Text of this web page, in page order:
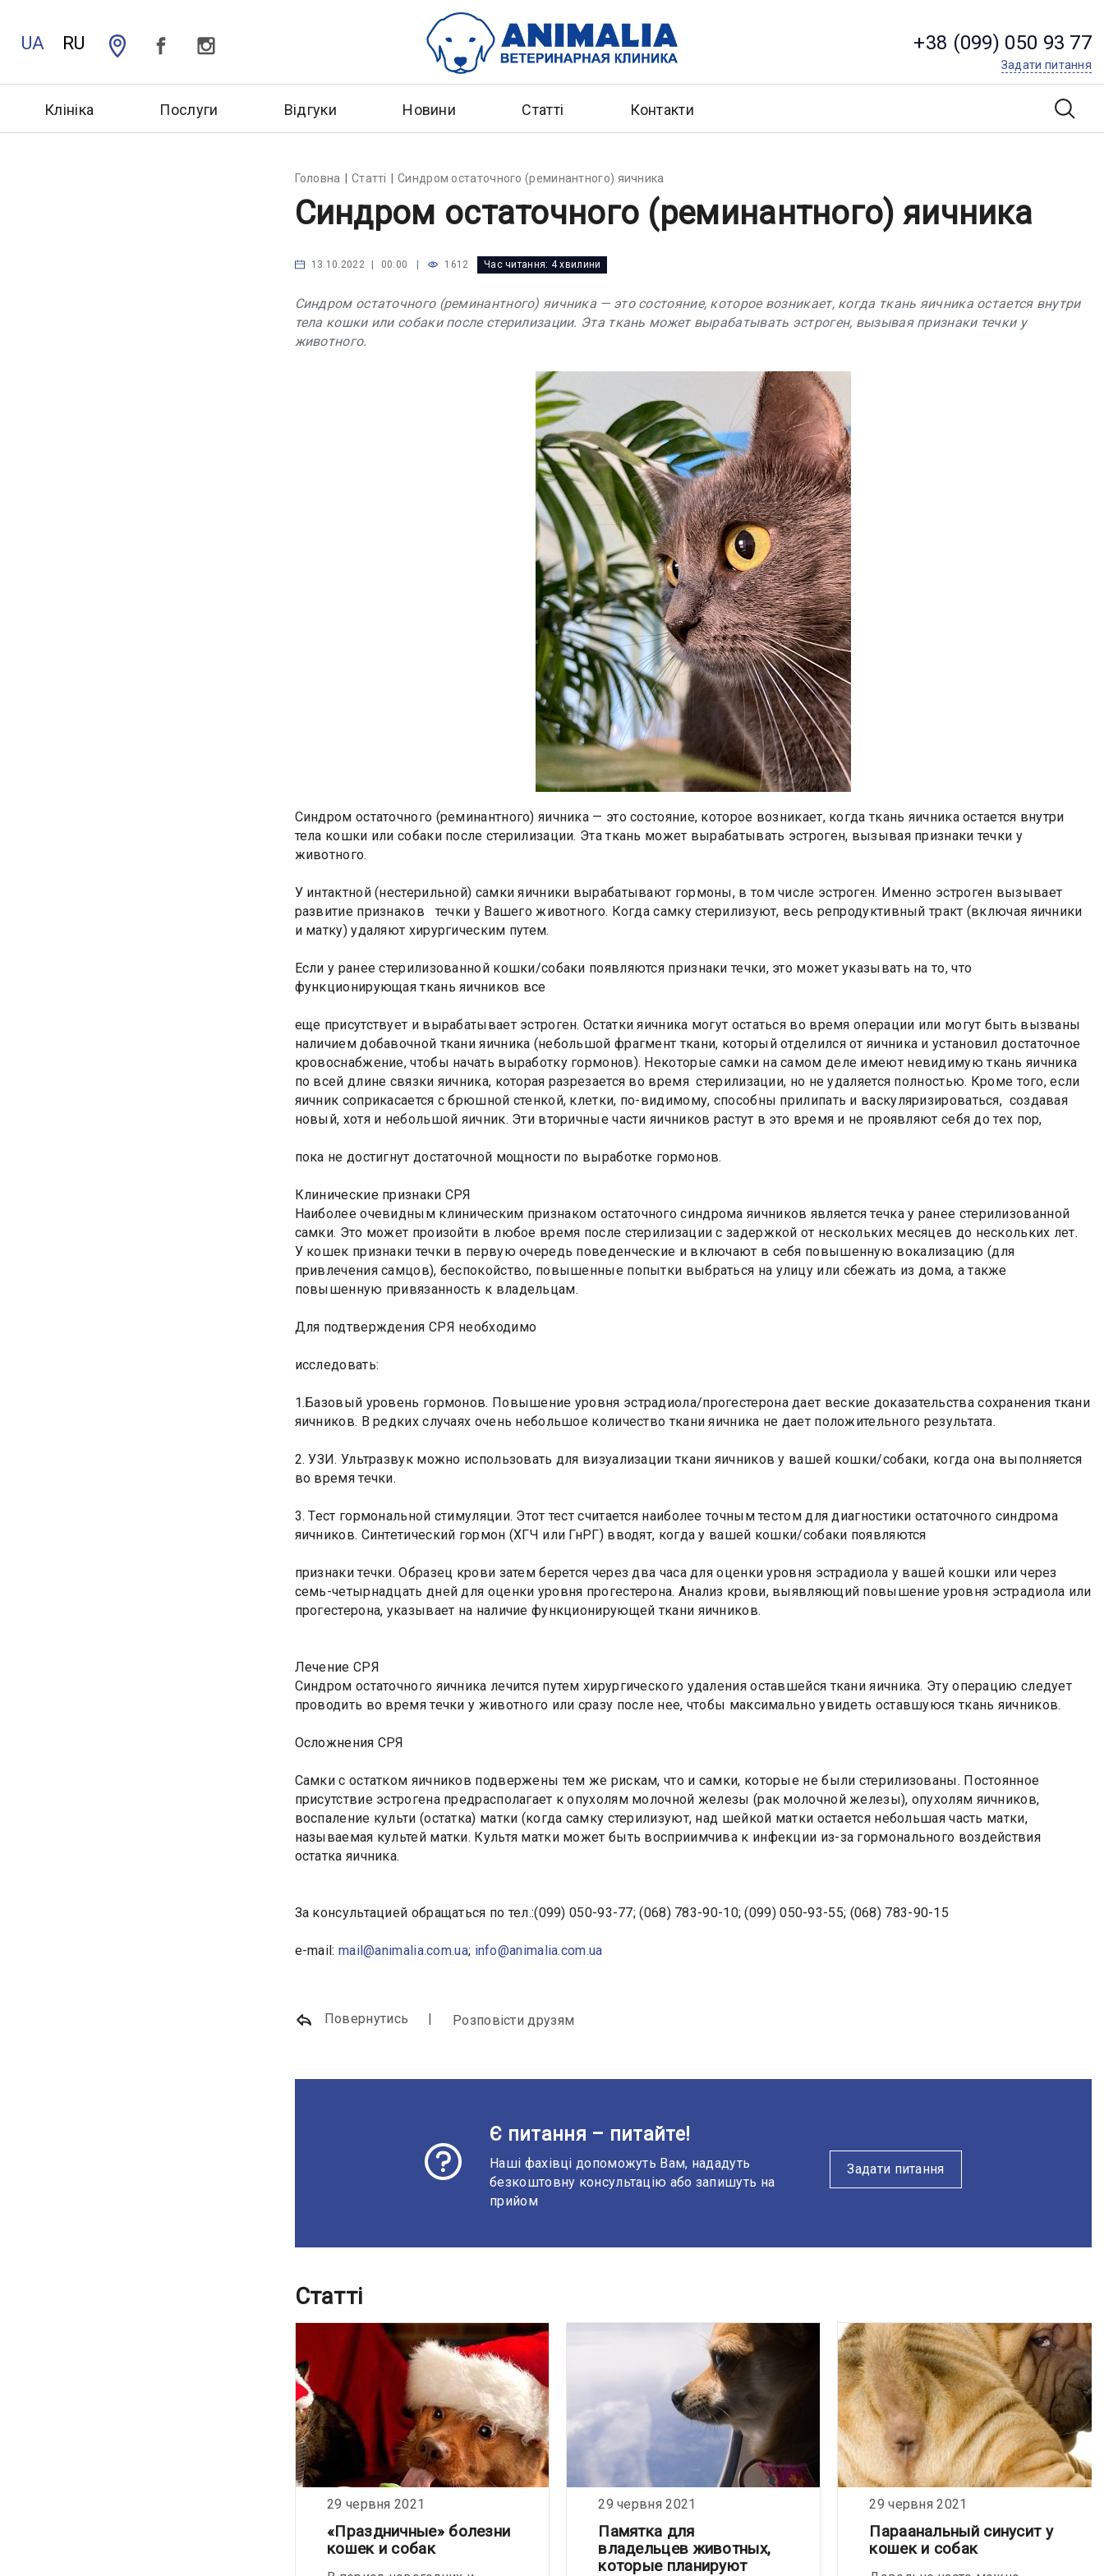
UA RU +38 (099) 050 93 77
Задати питання
Клініка Послуги Відгуки Новини Статті Контакти
Головна Статті Синдром остаточного (реминантного) яичника
Синдром остаточного (реминантного) яичника
13.10.2022 | 00:00 1612 Час читання: 4 хвилини
Синдром остаточного (реминантного) яичника — это состояние, которое возникает, когда ткань яичника остается внутри
тела кошки или собаки после стерилизации. Эта ткань может вырабатывать эстроген, вызывая признаки течки у
животного.
Синдром остаточного (реминантного) яичника — это состояние, которое возникает, когда ткань яичника остается внутри
тела кошки или собаки после стерилизации. Эта ткань может вырабатывать эстроген, вызывая признаки течки у
животного.
У интактной (нестерильной) самки яичники вырабатывают гормоны, в том числе эстроген. Именно эстроген вызывает
развитие признаков течки у Вашего животного. Когда самку стерилизуют, весь репродуктивный тракт (включая яичники
и матку) удаляют хирургическим путем.
Если у ранее стерилизованной кошки/собаки появляются признаки течки, это может указывать на то, что
функционирующая ткань яичников все
еще присутствует и вырабатывает эстроген. Остатки яичника могут остаться во время операции или могут быть вызваны
наличием добавочной ткани яичника (небольшой фрагмент ткани, который отделился от яичника и установил достаточное
кровоснабжение, чтобы начать выработку гормонов). Некоторые самки на самом деле имеют невидимую ткань яичника
по всей длине связки яичника, которая разрезается во время стерилизации, но не удаляется полностью. Кроме того, если
яичник соприкасается с брюшной стенкой, клетки, по-видимому, способны прилипать и васкуляризироваться, создавая
новый, хотя и небольшой яичник. Эти вторичные части яичников растут в это время и не проявляют себя до тех пор,
пока не достигнут достаточной мощности по выработке гормонов.
Клинические признаки СРЯ
Наиболее очевидным клиническим признаком остаточного синдрома яичников является течка у ранее стерилизованной
самки. Это может произойти в любое время после стерилизации с задержкой от нескольких месяцев до нескольких лет.
У кошек признаки течки в первую очередь поведенческие и включают в себя повышенную вокализацию (для
привлечения самцов), беспокойство, повышенные попытки выбраться на улицу или сбежать из дома, а также
повышенную привязанность к владельцам.
Для подтверждения СРЯ необходимо
исследовать:
1.Базовый уровень гормонов. Повышение уровня эстрадиола/прогестерона дает веские доказательства сохранения ткани
яичников. В редких случаях очень небольшое количество ткани яичника не дает положительного результата.
2. УЗИ. Ультразвук можно использовать для визуализации ткани яичников у вашей кошки/собаки, когда она выполняется
во время течки.
3. Тест гормональной стимуляции. Этот тест считается наиболее точным тестом для диагностики остаточного синдрома
яичников. Синтетический гормон (ХГЧ или ГнРГ) вводят, когда у вашей кошки/собаки появляются
признаки течки. Образец крови затем берется через два часа для оценки уровня эстрадиола у вашей кошки или через
семь-четырнадцать дней для оценки уровня прогестерона. Анализ крови, выявляющий повышение уровня эстрадиола или
прогестерона, указывает на наличие функционирующей ткани яичников.
Лечение СРЯ
Синдром остаточного яичника лечится путем хирургического удаления оставшейся ткани яичника. Эту операцию следует
проводить во время течки у животного или сразу после нее, чтобы максимально увидеть оставшуюся ткань яичников.
Осложнения СРЯ
Самки с остатком яичников подвержены тем же рискам, что и самки, которые не были стерилизованы. Постоянное
присутствие эстрогена предрасполагает к опухолям молочной железы (рак молочной железы), опухолям яичников,
воспаление культи (остатка) матки (когда самку стерилизуют, над шейкой матки остается небольшая часть матки,
называемая культей матки. Культя матки может быть восприимчива к инфекции из-за гормонального воздействия
остатка яичника.
За консультацией обращаться по тел.:(099) 050-93-77; (068) 783-90-10; (099) 050-93-55; (068) 783-90-15
e-mail: mail@animalia.com.ua; info@animalia.com.ua
Повернутись Розповісти друзям
Є питання – питайте!
Наші фахівці допоможуть Вам, нададуть
безкоштовну консультацію або запишуть на
прийом
Задати питання
Статті
29 червня 2021
«Праздничные» болезни
кошек и собак
29 червня 2021
Памятка для
владельцев животных,
которые планируют
29 червня 2021
Параанальный синусит у
кошек и собак